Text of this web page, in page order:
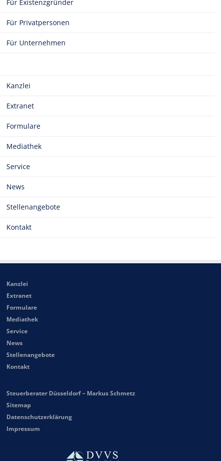
Für Existenzgründer
Für Privatpersonen
Für Unternehmen
Kanzlei
Extranet
Formulare
Mediathek
Service
News
Stellenangebote
Kontakt
Kanzlei
Extranet
Formulare
Mediathek
Service
News
Stellenangebote
Kontakt
Steuerberater Düsseldorf – Markus Schmetz
Sitemap
Datenschutzerklärung
Impressum